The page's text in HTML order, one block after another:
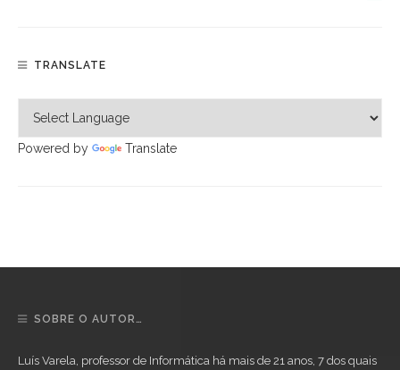
TRANSLATE
Powered by Translate
SOBRE O AUTOR…
Luís Varela, professor de Informática há mais de 21 anos, 7 dos quais